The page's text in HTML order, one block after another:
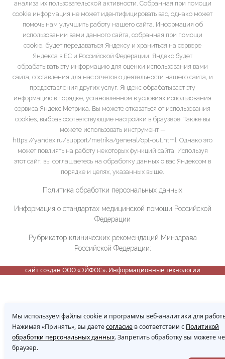
анализа их пользовательской активности. Собранная при помощи
cookie информация не может идентифицировать вас, однако может
помочь нам улучшить работу нашего сайта. Информация об
использовании вами данного сайта, собранная при помощи
cookie, будет передаваться Яндексу и храниться на сервере
Яндекса в ЕС и Российской Федерации. Яндекс будет
обрабатывать эту информацию для оценки использования вами
сайта, составления для нас отчетов о деятельности нашего сайта, и
предоставления других услуг. Яндекс обрабатывает эту
информацию в порядке, установленном в условиях использования
сервиса Яндекс Метрика. Вы можете отказаться от использования
cookies, выбрав соответствующие настройки в браузере. Также вы
можете использовать инструмент —
https://yandex.ru/support/metrika/general/opt-out.html. Однако это
может повлиять на работу некоторых функций сайта. Используя
этот сайт, вы соглашаетесь на обработку данных о вас Яндексом в
порядке и целях, указанных выше.
Политика обработки персональных данных
Информация о стандартах медицинской помощи Российской
Федерации
Рубрикатор клинических рекомендаций Минздрава
Российской Федерации:
сайт создан ООО «ЭЙФОС». Информационные технологии
Мы используем файлы cookie и программы веб-аналитики для
Нажимая «Принять», вы даетесогласие в соответствии с Политикой
обработки персональных данных. Запретить обработку вы можете
браузер.